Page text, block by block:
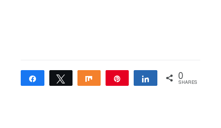
Share Tweet Share Share 0
SHARES